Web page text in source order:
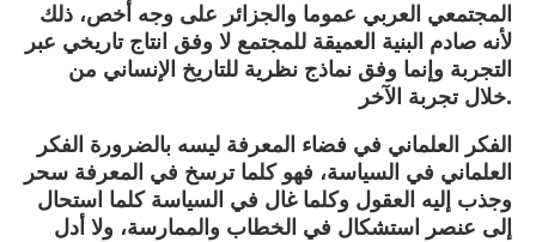
المجتمعي العربي عموما والجزائر على وجه أخص، ذلك
لأنه صادم البنية العميقة للمجتمع لا وفق انتاج تاريخي عبر
التجربة وإنما وفق نماذج نظرية للتاريخ الإنساني من
خلال تجربة الآخر.
الفكر العلماني في فضاء المعرفة ليسه بالضرورة الفكر
العلماني في السياسة، فهو كلما ترسخ في المعرفة سحر
وجذب إليه العقول وكلما غال في السياسة كلما استحال
إلى عنصر استشكال في الخطاب والممارسة، ولا أدل